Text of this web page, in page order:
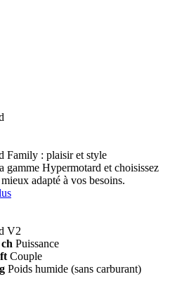
Family : plaisir et style
gamme Hypermotard et choisissez
adapté à vos besoins.
V2
Puissance
Couple
Poids humide (sans carburant)